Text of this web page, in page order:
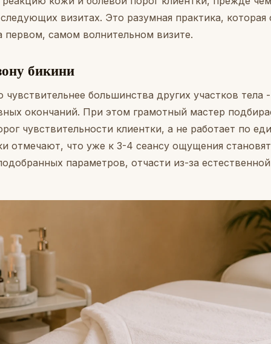
визитах. Это разумная практика, которая
самом волнительном визите.
бикини
чувствительнее большинства других участков тела
окончаний. При этом грамотный мастер
чувствительности клиентки, а не работает по
отмечают, что уже к 3-4 сеансу ощущения
параметров, отчасти из-за